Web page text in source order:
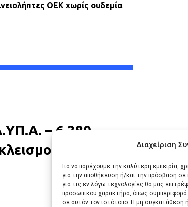
Διαχείριση
Για να παρέχουμε την καλύτερη εμπειρία,
για την αποθήκευση ή/και την πρόσβαση
για τις εν λόγω τεχνολογίες θα μας
προσωπικού χαρακτήρα, όπως συμπεριφορά
σε αυτόν τον ιστότοπο. Η μη συγκατάθεση
ΟΕΚ χωρίς ουδεμία
– 6.280
Print
Share